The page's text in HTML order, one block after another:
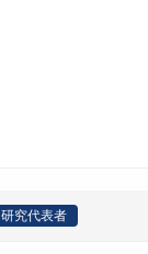
研究代表者